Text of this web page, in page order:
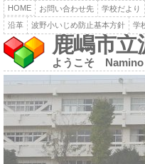
HOME お問い合わせ先 学校だより
沿革
波野小いじめ防止基本方針 学
鹿嶋市立
ようこそ Namino